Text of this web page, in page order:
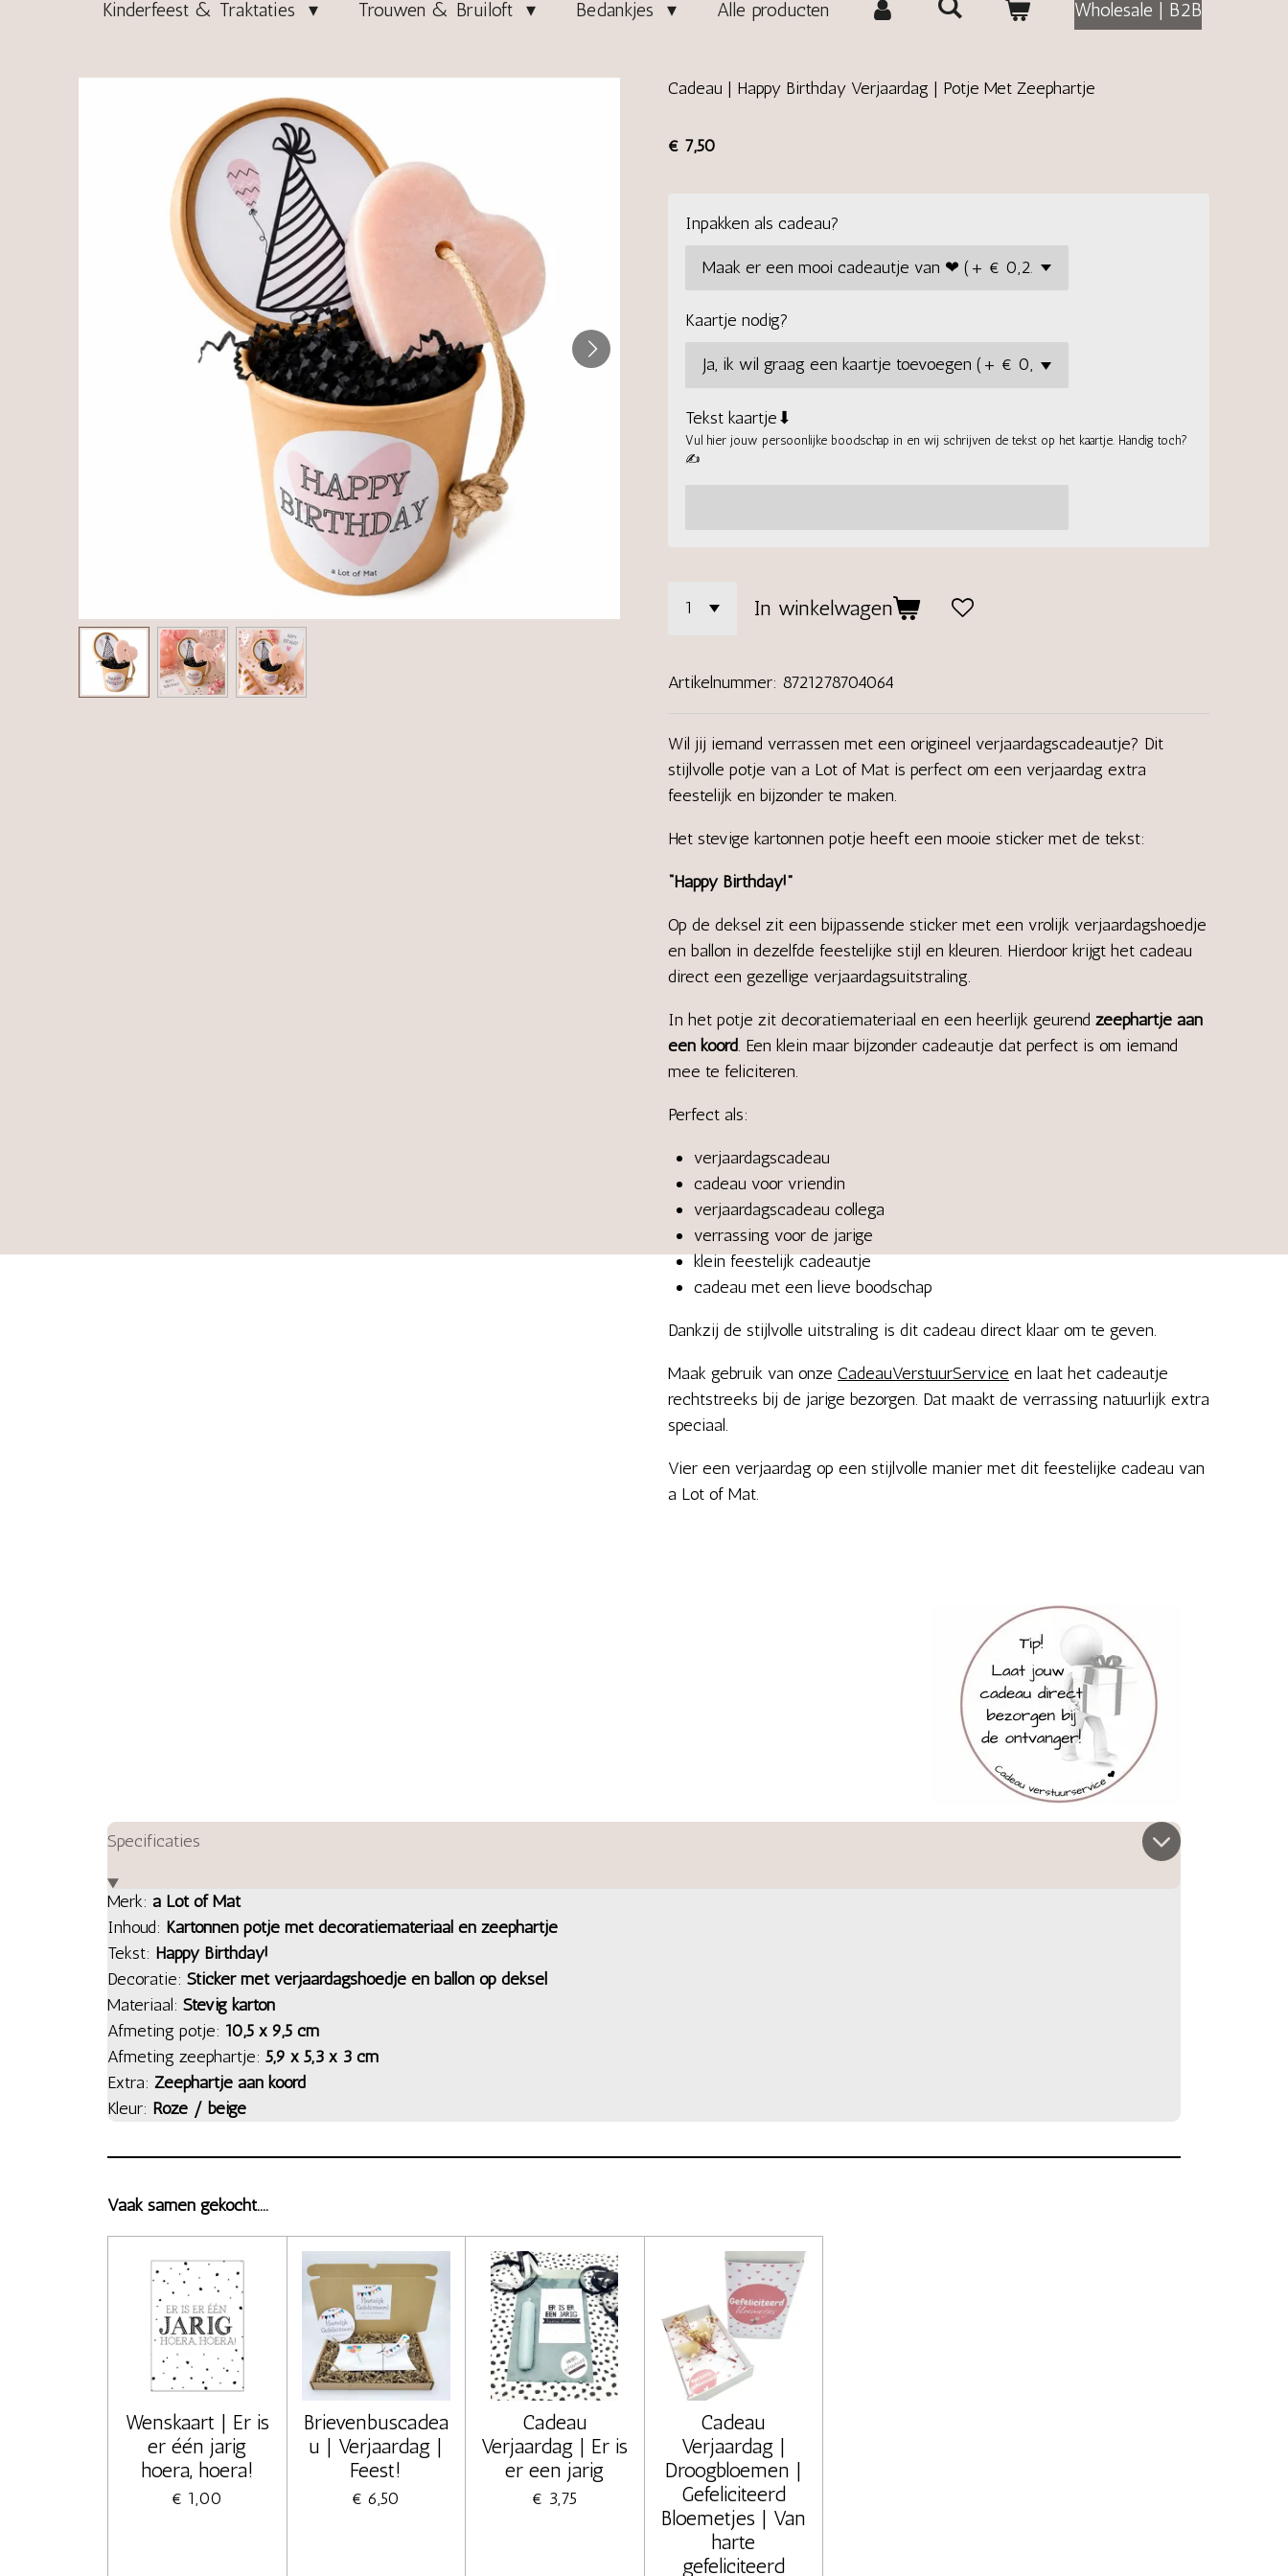
Kinderfeest & Traktaties Trouwen & Bruiloft Bedankjes Alle producten Wholesale | B2B
Cadeau | Happy Birthday Verjaardag | Potje Met Zeephartje
€ 7,50
Inpakken als cadeau?
Kaartje nodig?
Tekst kaartje⬇
Vul hier jouw persoonlijke boodschap in en wij schrijven de tekst op het kaartje. Handig toch?
✍
In winkelwagen
Artikelnummer: 8721278704064
Wil jij iemand verrassen met een origineel verjaardagscadeautje? Dit
stijlvolle potje van a Lot of Mat is perfect om een verjaardag extra
feestelijk en bijzonder te maken.
Het stevige kartonnen potje heeft een mooie sticker met de tekst:
“Happy Birthday!”
Op de deksel zit een bijpassende sticker met een vrolijk verjaardagshoedje
en ballon in dezelfde feestelijke stijl en kleuren. Hierdoor krijgt het cadeau
direct een gezellige verjaardagsuitstraling.
In het potje zit decoratiemateriaal en een heerlijk geurend zeephartje aan
een koord. Een klein maar bijzonder cadeautje dat perfect is om iemand
mee te feliciteren.
Perfect als:
verjaardagscadeau
cadeau voor vriendin
verjaardagscadeau collega
verrassing voor de jarige
klein feestelijk cadeautje
cadeau met een lieve boodschap
Dankzij de stijlvolle uitstraling is dit cadeau direct klaar om te geven.
Maak gebruik van onze CadeauVerstuurService en laat het cadeautje
rechtstreeks bij de jarige bezorgen. Dat maakt de verrassing natuurlijk extra
speciaal.
Vier een verjaardag op een stijlvolle manier met dit feestelijke cadeau van
a Lot of Mat.
Specificaties
Merk: a Lot of Mat
Inhoud: Kartonnen potje met decoratiemateriaal en zeephartje
Tekst: Happy Birthday!
Decoratie: Sticker met verjaardagshoedje en ballon op deksel
Materiaal: Stevig karton
Afmeting potje: 10,5 x 9,5 cm
Afmeting zeephartje: 5,9 x 5,3 x 3 cm
Extra: Zeephartje aan koord
Kleur: Roze / beige
Vaak samen gekocht....
Wenskaart | Er is
er één jarig
hoera, hoera!
€ 1,00
Brievenbuscadea
u | Verjaardag |
Feest!
€ 6,50
Cadeau
Verjaardag | Er is
er een jarig
€ 3,75
Cadeau
Verjaardag |
Droogbloemen |
Gefeliciteerd
Bloemetjes | Van
harte
gefeliciteerd